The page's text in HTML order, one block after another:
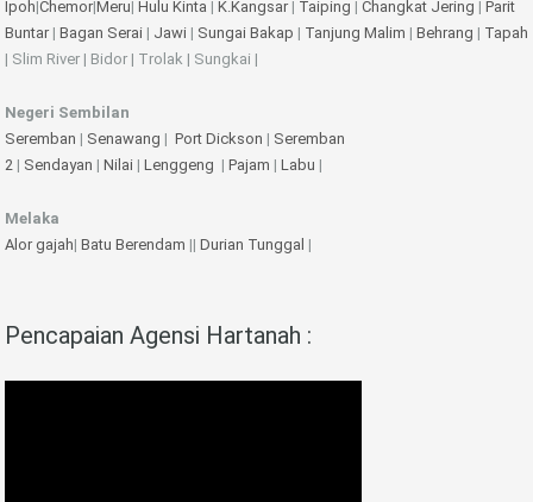
Ipoh|Chemor|Meru| Hulu Kinta | K.Kangsar| Taiping | Changkat Jering | Parit
Buntar| Bagan Serai | Jawi | Sungai Bakap | Tanjung Malim | Behrang | Tapah
| Slim River | Bidor | Trolak | Sungkai |
Negeri Sembilan
Seremban | Senawang | Port Dickson | Seremban
2 | Sendayan | Nilai | Lenggeng | Pajam | Labu |
Melaka
Alor gajah| Batu Berendam || Durian Tunggal |
Pencapaian Agensi Hartanah :